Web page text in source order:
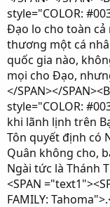
style="COLOR:
Ðạo lo cho toàn cả
thương một cá
quốc gia nào,
mọi cho Ðạo,
</SPAN></
style="COLOR:
khi lãnh lịnh trên
Tôn quyết định có
Quân không cho,
Ngài tức là Thánh
<SPAN
FAMILY: